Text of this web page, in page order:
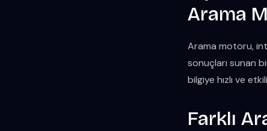
Arama
Arama motoru,
sonuçları sunan
bilgiye hızlı ve
Farklı